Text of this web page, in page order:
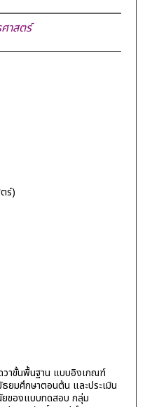
าสตร์
ร์)
วาขั้นพื้นฐาน แบบอิงเกณฑ์
ธยมศึกษาตอนต้น และประเมิน
ยของแบบทดสอบ กลุ่ม